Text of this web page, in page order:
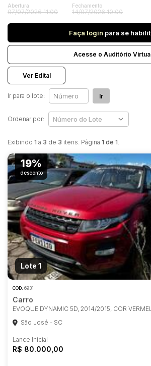
Abertura
07/07/2026 11:00
Fechamento
14/07/2026 10:00
Faça login para se
Acesse o Auditório
Ver Edital
Exibindo 1 a 3 de 3 itens. Página 1 de 1.
Ir para o lote: Ir
Ordenar por:
19%
desconto
Lote 1
COD. 6931
Carro
EVOQUE DYNAMIC 5D, 2014/2015, COR
São José - SC
Lance Inicial
R$ 80.000,00